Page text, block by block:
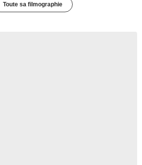
Toute sa filmographie